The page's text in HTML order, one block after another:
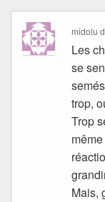
midolu
Les
se
trop,
Trop
Mais,